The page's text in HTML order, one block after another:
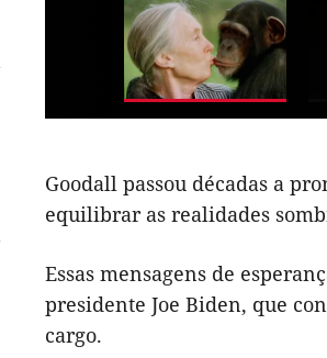
Goodall passou décadas a
equilibrar as realidades
Essas mensagens de
presidente Joe Biden, que
cargo.